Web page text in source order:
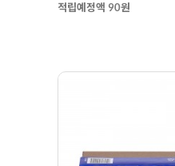
적립예정액 90원